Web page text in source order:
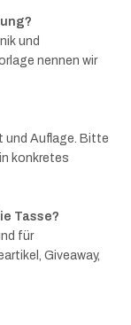
und
nennen wir
und Auflage. Bitte
konkretes
Tasse?
für
Giveaway,